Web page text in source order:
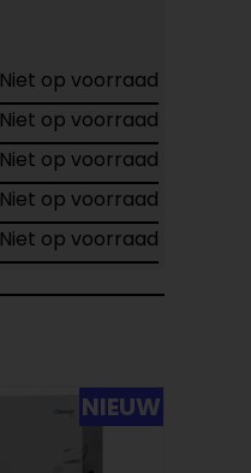
Niet op voorraad
Niet op voorraad
Niet op voorraad
Niet op voorraad
Niet op voorraad
NIEUW